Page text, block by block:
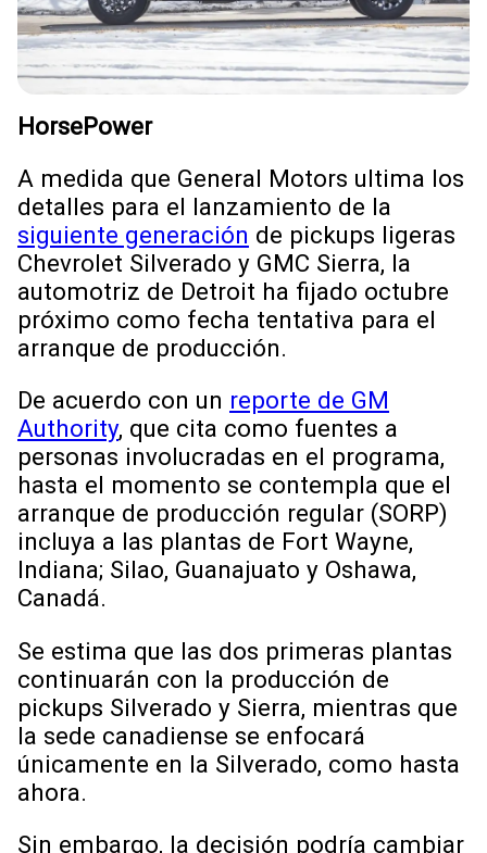
HorsePower
A medida que General Motors ultima los
detalles para el lanzamiento de la
siguiente generación de pickups ligeras
Chevrolet Silverado y GMC Sierra, la
automotriz de Detroit ha fijado octubre
próximo como fecha tentativa para el
arranque de producción.
De acuerdo con un reporte de GM
Authority, que cita como fuentes a
personas involucradas en el programa,
hasta el momento se contempla que el
arranque de producción regular (SORP)
incluya a las plantas de Fort Wayne,
Indiana; Silao, Guanajuato y Oshawa,
Canadá.
Se estima que las dos primeras plantas
continuarán con la producción de
pickups Silverado y Sierra, mientras que
la sede canadiense se enfocará
únicamente en la Silverado, como hasta
ahora.
Sin embargo, la decisión podría cambiar